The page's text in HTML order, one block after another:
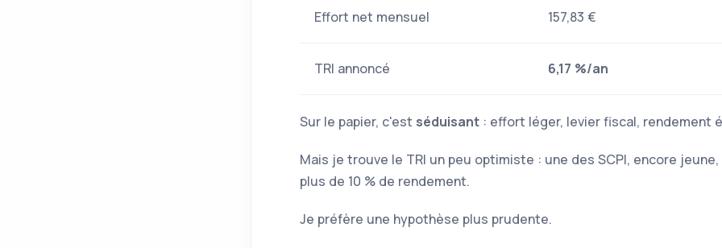
Effort net mensuel 157,83 €
TRI annoncé 6,17 %/an
Sur le papier, c'est séduisant : effort léger, levier fiscal, rendement
Mais je trouve le TRI un peu optimiste : une des SCPI, encore
plus de 10 % de rendement.
Je préfère une hypothèse plus prudente.